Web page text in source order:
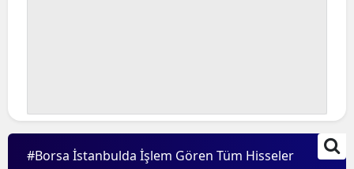
#Borsa İstanbulda İşlem Gören Tüm Hisseler